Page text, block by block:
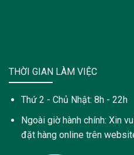
THỜI GIAN LÀM VIỆC
Thứ 2 - Chủ Nhật: 8h - 22h
Ngoài giờ hành chính: Xin
đặt hàng online trên